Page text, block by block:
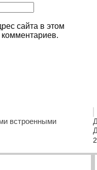
сайта в этом
встроенными